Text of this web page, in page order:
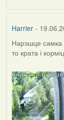
Harrier-
Нарэшце самка
то крата і